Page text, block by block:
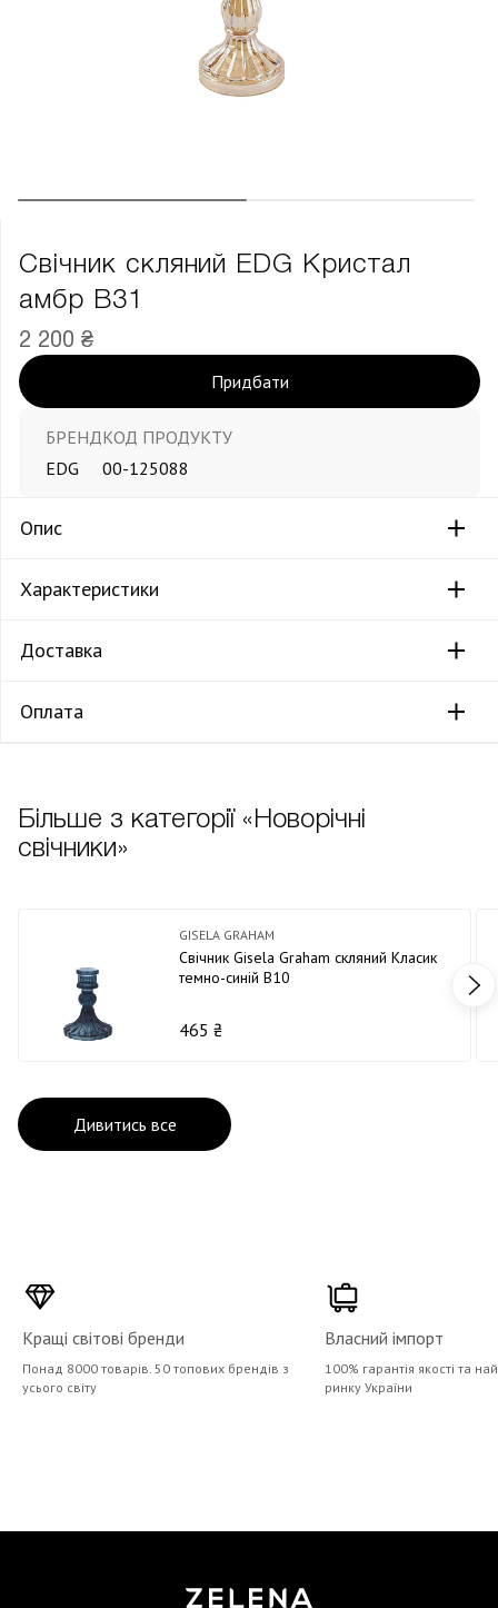
Свічник скляний EDG Кристал
амбр В31
2 200 ₴
Придбати
БРЕНД
EDG
КОД ПРОДУКТУ
00-125088
Опис
Характеристики
Доставка
Оплата
Більше з категорії «Новорічні
свічники»
GISELA GRAHAM
Свічник Gisela Graham скляний Класик
темно-синій В10
465 ₴
Дивитись все
Кращі світові бренди
Понад 8000 товарів. 50 топових брендів з
усього світу
Власний імпорт
100% гарантія якості та
ринку України